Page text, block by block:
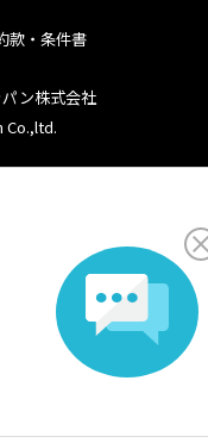
款・条件書
ン株式会社
Co.,ltd.